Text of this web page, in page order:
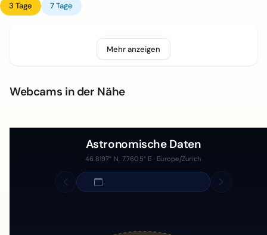
3 Tage 7 Tage
Mehr anzeigen
Webcams in der Nähe
Astronomische Daten
46.8197° N, 7.7605° E · Europe/Zurich